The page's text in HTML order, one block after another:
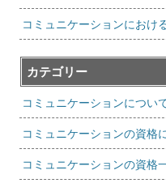
コミュニケーションにおけ
カテゴリー
コミュニケーションについ
コミュニケーションの資格
コミュニケーションの資格